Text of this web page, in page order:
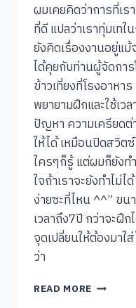
ผมเคยคิดว่าการที่เร
ที่ดี แปลว่าเราทุ่มเท
ยังคิดเรื่องงานอยู่แ
ได้คุยกับท่านผู้จัดกา
ข้าวเที่ยงที่โรงอาหา
พยายามฝึกและใช้เว
ปัญหา ความเครียดต่
ให้ได้ เหมือนปิดสวิต
ใครๆก็รู้ แต่ผมก็ยังท
ใจถ้าเราจะยังทำไม่
ง่ายซะที่ไหน ^^” ขน
เวลาถึง7ปี กว่าจะฝึ
จุดเปลี่ยนให้ต้องมาใ
ว่า
READ MORE ตัว